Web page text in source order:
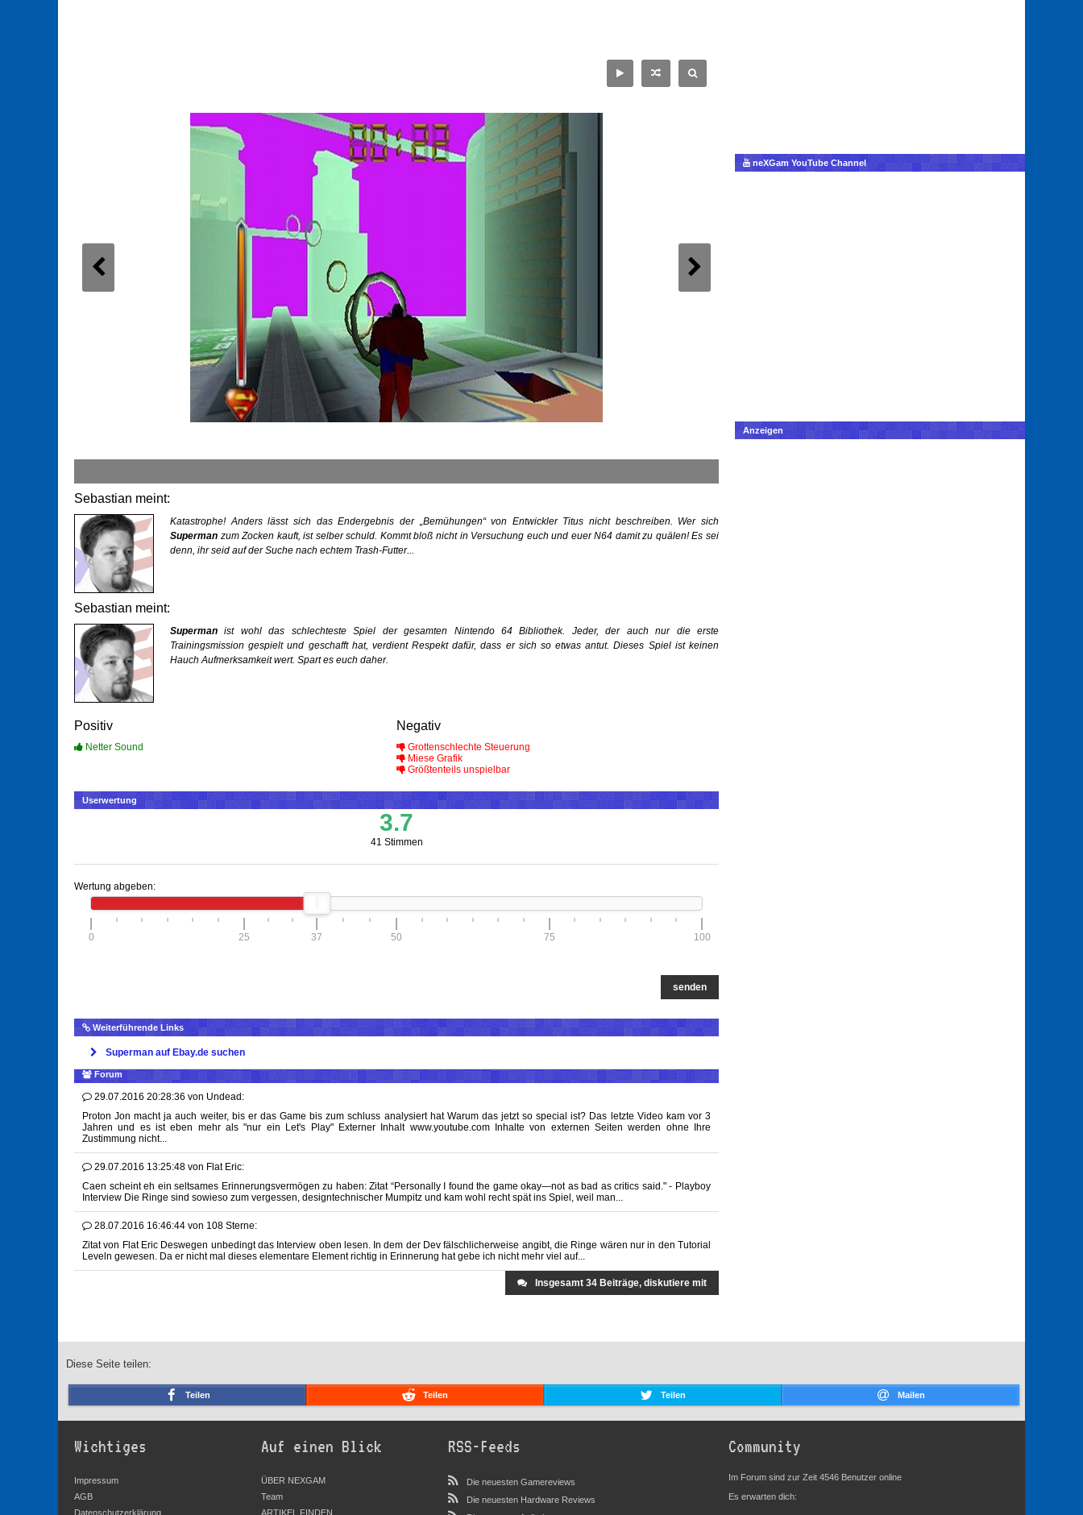
Sebastian meint:
Katastrophe! Anders lässt sich das Endergebnis der „Bemühungen“ von Entwickler Titus nicht beschreiben. Wer sich
Superman zum Zocken kauft, ist selber schuld. Kommt bloß nicht in Versuchung euch und euer N64 damit zu quälen! Es sei
denn, ihr seid auf der Suche nach echtem Trash-Futter...
Sebastian meint:
Superman ist wohl das schlechteste Spiel der gesamten Nintendo 64 Bibliothek. Jeder, der auch nur die erste
Trainingsmission gespielt und geschafft hat, verdient Respekt dafür, dass er sich so etwas antut. Dieses Spiel ist keinen
Hauch Aufmerksamkeit wert. Spart es euch daher.
Positiv
Netter Sound
Negativ
Grottenschlechte Steuerung
Miese Grafik
Größtenteils unspielbar
Userwertung
3.7
41 Stimmen
Wertung abgeben:
0 25 37 50 75 100
senden
Weiterführende Links
Superman auf Ebay.de suchen
Forum
29.07.2016 20:28:36 von Undead:
Proton Jon macht ja auch weiter, bis er das Game bis zum schluss analysiert hat Warum das jetzt so special ist? Das letzte Video kam vor 3
Jahren und es ist eben mehr als "nur ein Let's Play" Externer Inhalt www.youtube.com Inhalte von externen Seiten werden ohne Ihre
Zustimmung nicht...
29.07.2016 13:25:48 von Flat Eric:
Caen scheint eh ein seltsames Erinnerungsvermögen zu haben: Zitat “Personally I found the game okay—not as bad as critics said." - Playboy
Interview Die Ringe sind sowieso zum vergessen, designtechnischer Mumpitz und kam wohl recht spät ins Spiel, weil man...
28.07.2016 16:46:44 von 108 Sterne:
Zitat von Flat Eric Deswegen unbedingt das Interview oben lesen. In dem der Dev fälschlicherweise angibt, die Ringe wären nur in den Tutorial
Leveln gewesen. Da er nicht mal dieses elementare Element richtig in Erinnerung hat gebe ich nicht mehr viel auf...
Insgesamt 34 Beiträge, diskutiere mit
neXGam YouTube Channel
Anzeigen
Diese Seite teilen:
Teilen Teilen Teilen Mailen
Wichtiges
Impressum
AGB
Datenschutzerklärung
Auf einen Blick
ÜBER NEXGAM
Team
ARTIKEL FINDEN
RSS-Feeds
Die neuesten Gamereviews
Die neuesten Hardware Reviews
Community
Im Forum sind zur Zeit 4546 Benutzer online
Es erwarten dich: